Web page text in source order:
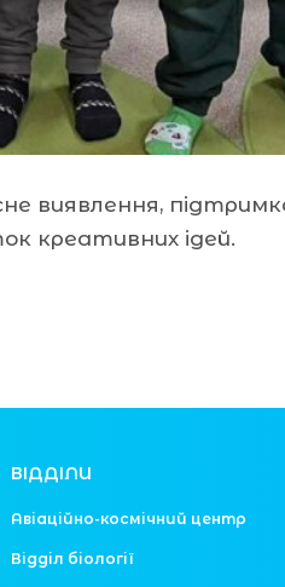
виявлення,
креативних ідей.
ВІДДІЛИ
Авіаційно-космічний центр
Відділ біології